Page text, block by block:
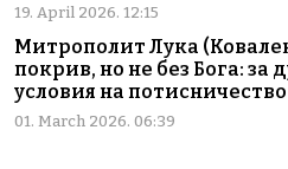
19. April 2026. 12:15
Митрополит Лука
покрив, но не без Бога: за
условия на потисничество
01. March 2026. 06:39